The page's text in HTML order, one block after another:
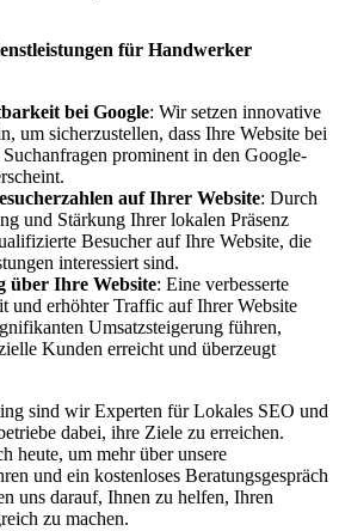
für Handwerker
bei Google: Wir setzen innovative
um sicherzustellen, dass Ihre Website bei
prominent in den Google-
auf Ihrer Website: Durch
und Stärkung Ihrer lokalen Präsenz
Besucher auf Ihre Website, die
interessiert sind.
über Ihre Website: Eine verbesserte
und erhöhter Traffic auf Ihrer Website
Umsatzsteigerung führen,
Kunden erreicht und überzeugt
sind wir Experten für Lokales SEO und
dabei, ihre Ziele zu erreichen.
heute, um mehr über unsere
und ein kostenloses Beratungsgespräch
uns darauf, Ihnen zu helfen, Ihren
zu machen.